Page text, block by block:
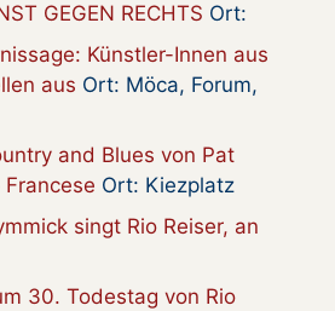
GEGEN RECHTS Ort:
Künstler-Innen aus
aus Ort: Möca, Forum,
and Blues von Pat
Ort: Kiezplatz
singt Rio Reiser, an
30. Todestag von Rio